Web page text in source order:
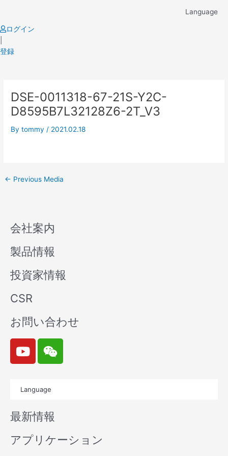
content
Language
ログイン
登録
DSE-0011318-67-21S-Y2C-
D8595B7L32128Z6-2T_V3
Bytommy / 2021.02.18
navigation
← Previous Media
会社案内
製品情報
投資家情報
CSR
お問い合わせ
Y
o
u
b
e
W
e
i
n
Language
最新情報
アプリケーション